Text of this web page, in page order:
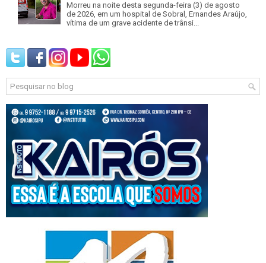
Morreu na noite desta segunda-feira (3) de agosto
de 2026, em um hospital de Sobral, Ernandes Araújo,
vítima de um grave acidente de trânsi...